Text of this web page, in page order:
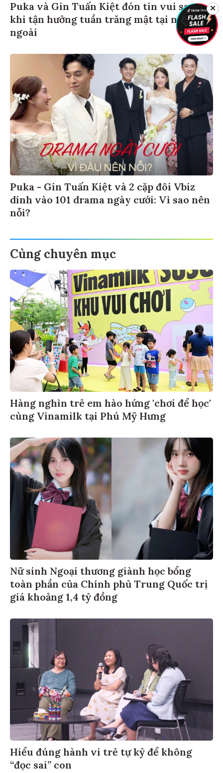
Puka và Gin Tuấn Kiệt đón tin vui sau
khi tận hưởng tuần trăng mật tại nước
ngoài
Puka - Gin Tuấn Kiệt và 2 cặp đôi Vbiz
dính vào 101 drama ngày cưới: Vì sao nên
nỗi?
Cùng chuyên mục
Hàng nghìn trẻ em hào hứng 'chơi để học'
cùng Vinamilk tại Phú Mỹ Hưng
Nữ sinh Ngoại thương giành học bổng
toàn phần của Chính phủ Trung Quốc trị
giá khoảng 1,4 tỷ đồng
Hiểu đúng hành vi trẻ tự kỷ để không
“đọc sai” con
✕